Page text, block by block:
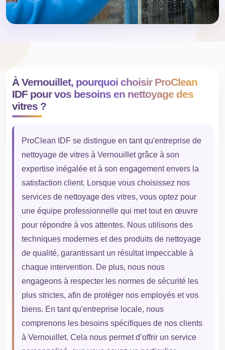
À Vernouillet, pourquoi choisir ProClean
IDF pour vos besoins en nettoyage des
vitres ?
ProClean IDF se distingue en tant qu'entreprise de
nettoyage de vitres à Vernouillet grâce à son
expertise inégalée et à son engagement envers la
satisfaction client. Lorsque vous choisissez nos
services de nettoyage des vitres, vous optez pour
une équipe professionnelle qui met tout en œuvre
pour répondre à vos attentes. Nous utilisons des
techniques modernes et des produits de nettoyage
de qualité, garantissant un résultat impeccable à
chaque intervention. De plus, nous nous
engageons à respecter les normes de sécurité les
plus strictes, afin de protéger nos employés et vos
biens. En tant qu'entreprise locale, nous
comprenons les besoins spécifiques de nos clients
à Vernouillet. Cela nous permet d’offrir un service